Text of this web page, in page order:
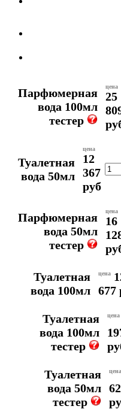
Парфюмерная
вода 100мл
тестер
цена
25
Туалетная
вода 50мл
цена
12
367
руб
Парфюмерная
вода 50мл
тестер
цена
16
Туалетная
вода 100мл
цена
677
Туалетная
вода 100мл
тестер
цена
Туалетная
вода 50мл
тестер
цена